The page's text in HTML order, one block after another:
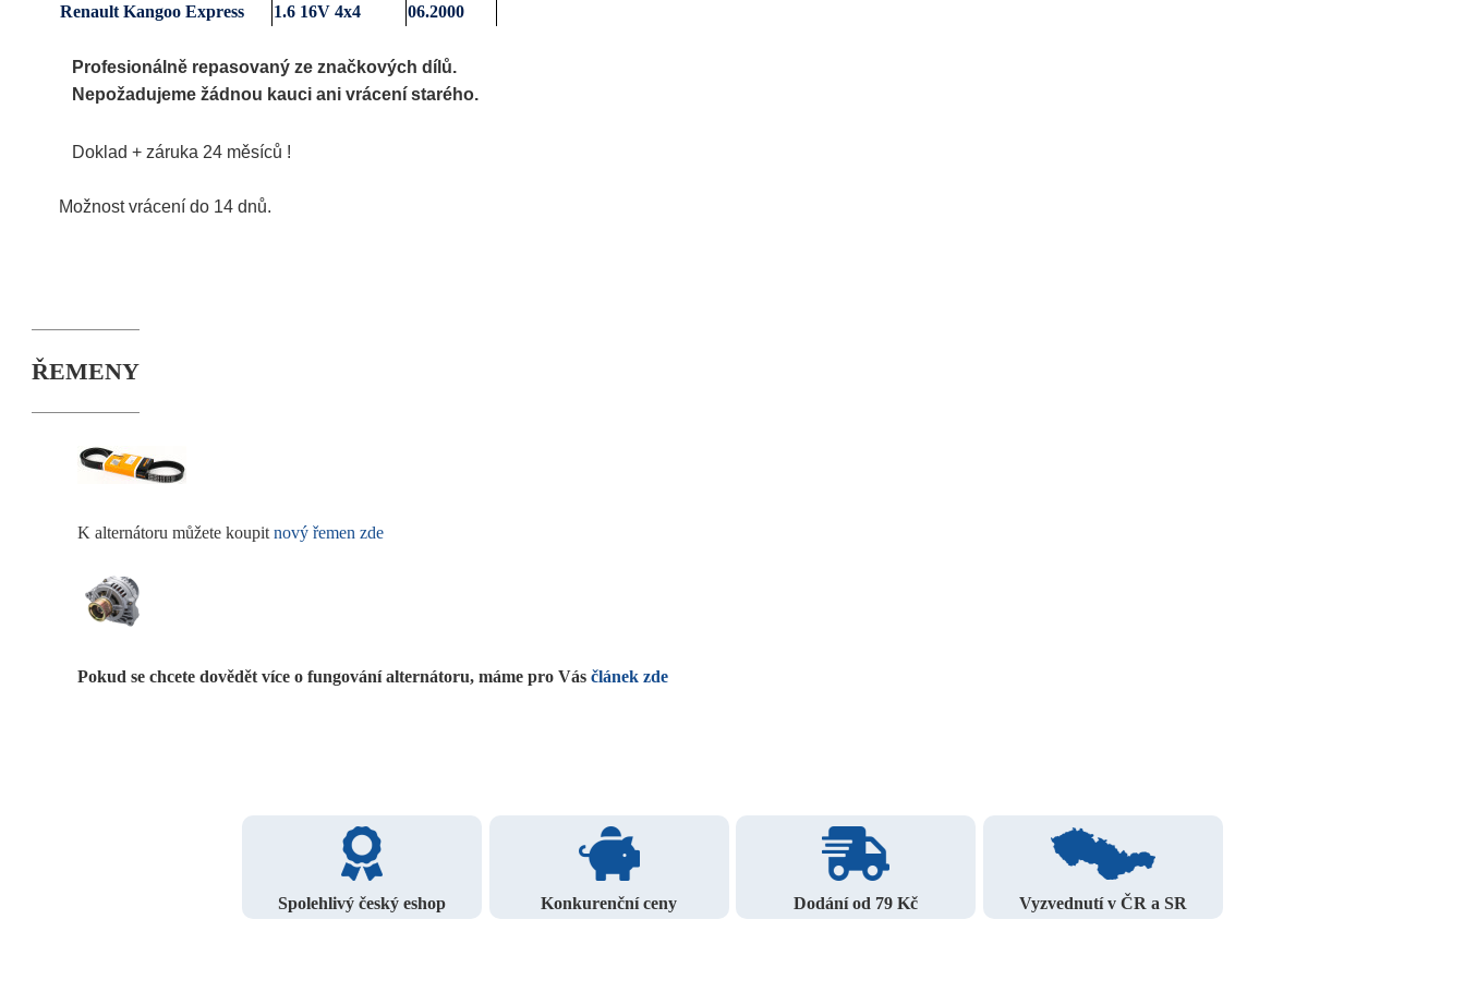
Renault Kangoo Express 1.6 16V 4x4 06.2000
Profesionálně repasovaný ze značkových dílů.
Nepožadujeme žádnou kauci ani vrácení starého.
Doklad + záruka 24 měsíců !
Možnost vrácení do 14 dnů.
ŘEMENY
K alternátoru můžete koupit nový řemen zde
Pokud se chcete dovědět více o fungování alternátoru, máme pro Vás článek zde
Spolehlivý český eshop Konkurenční ceny Dodání od 79 Kč Vyzvednutí v ČR a SR